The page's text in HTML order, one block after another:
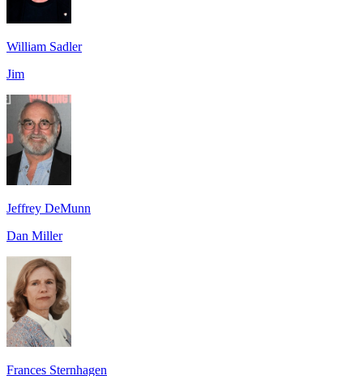
William Sadler
Jim
Jeffrey DeMunn
Dan Miller
Frances Sternhagen